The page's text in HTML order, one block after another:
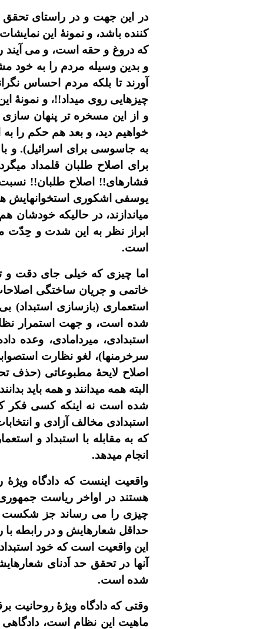
در اين جهت و در راستاى تحقق
کننده باشد، و نمونۀ اين
که دروغ و حقه است، و می آيند
و بدين وسيله مردم را به خود
آورند تا بلکه مردم احساس
چيزهايى روى ميداد!!، و
و از اين مسخره تر پنهان
خواهيم ديد، و بعد هم حکم را به
به جاسوسى براى اسرائيل). و
براى اصلاح طلبان قلمداد
فشارهاى!! اصلاح طلبان!! نسبت
يوسفى اشکورى استخوانهايش
مياندازند، در حاليکه خودشان
ابراز نظر به اين شدت و حِدّت
است.
اما چيزى که خيلى جاى دقت و
خاتمى و جريان ساختگى
استعمارى (بازسازى استبداد)
شده است، و جهت استمرار نظام
استبدادى، ميردامادى، وعده
سرخرمنها)، لغو نظارت
اصلاح لايحۀ مطبوعاتى (حذف
البته همه ميدانند و همه بايد
شده است نه اينکه کسى فکر
استبدادى مخالف آزادى و
که به مقابله با استبداد و
انجام ميدهد.
واقعيت اينست که دادگاه
هستند در اواخر رياست
چيزى را مى رساند جز شکست
حداقل شعارهايش و در رابطه با
اين واقعيت است که خود
آنها در تحقق حد اَدناى
شده است.
وقتى که دادگاه ويژۀ
ماهيت اين نظام است،